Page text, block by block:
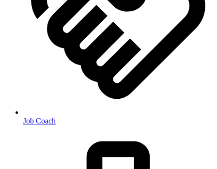
Job Coach